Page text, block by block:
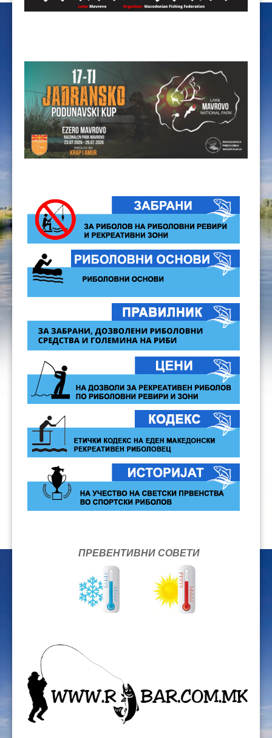
ПРЕВЕНТИВНИ СОВЕТИ
ЦЕНОВНИЦИ 2020
ЦЕНОВНИЦИ 2017
ЦЕНОВНИЦИ 2016